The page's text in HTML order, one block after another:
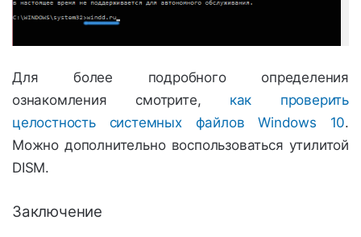
Для более подробного определения
ознакомления смотрите, как проверить
целостность системных файлов Windows 10.
Можно дополнительно воспользоваться утилитой
DISM.
Заключение